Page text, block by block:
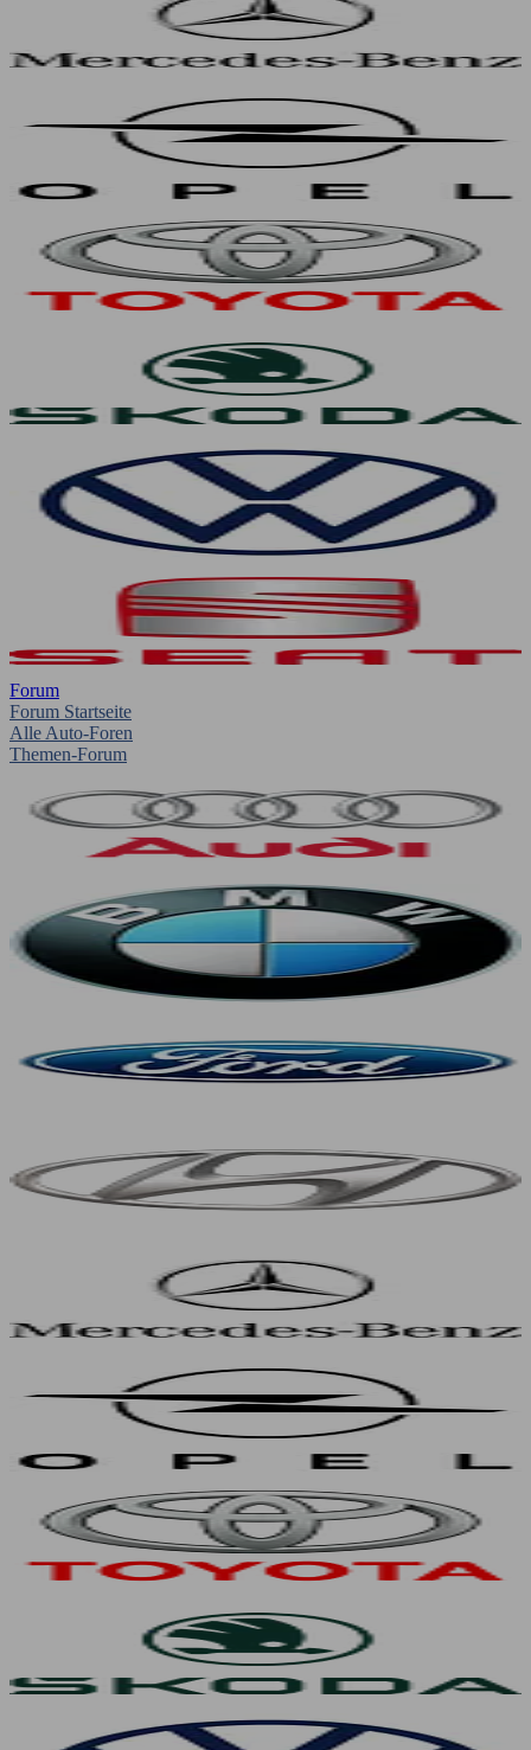
Forum
Forum Startseite
Alle Auto-Foren
Themen-Forum